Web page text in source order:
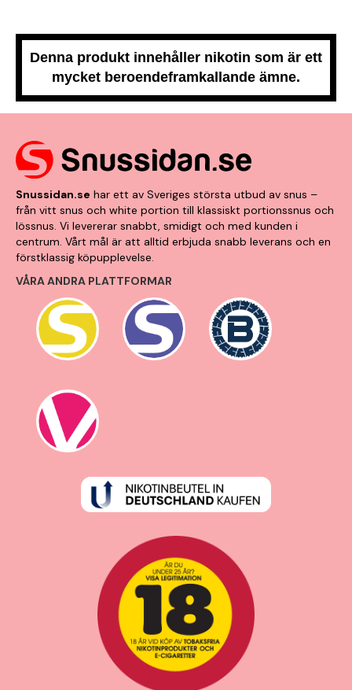
Denna produkt innehåller nikotin som är ett
mycket beroendeframkallande ämne.
Snussidan.se har ett av Sveriges största utbud av snus –
från vitt snus och white portion till klassiskt portionssnus och
lössnus. Vi levererar snabbt, smidigt och med kunden i
centrum. Vårt mål är att alltid erbjuda snabb leverans och en
förstklassig köpupplevelse.
VÅRA ANDRA PLATTFORMAR